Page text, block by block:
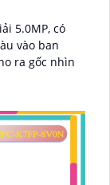
5.0MP, có
vào ban
ra gốc nhìn